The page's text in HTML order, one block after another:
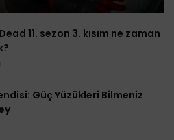
11. sezon 3. kısım ne zaman
Güç Yüzükleri Bilmeniz